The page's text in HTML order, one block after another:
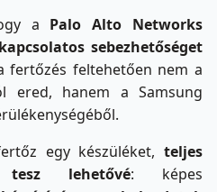
a Palo Alto Networks
sebezhetőséget
fertőzés feltehetően nem a
ered, hanem a Samsung
egy készüléket, teljes
lehetővé: képes